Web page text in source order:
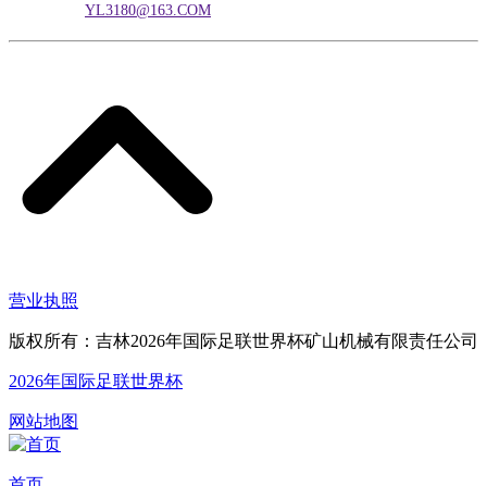
YL3180@163.COM
营业执照
版权所有：吉林2026年国际足联世界杯矿山机械有限责任公司
2026年国际足联世界杯
网站地图